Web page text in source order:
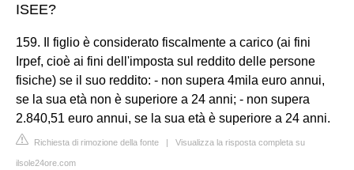
ISEE?
159. Il figlio è considerato fiscalmente a carico (ai fini
Irpef, cioè ai fini dell'imposta sul reddito delle persone
fisiche) se il suo reddito: - non supera 4mila euro annui,
se la sua età non è superiore a 24 anni; - non supera
2.840,51 euro annui, se la sua età è superiore a 24 anni.
Richiesta di rimozione della fonte | Visualizza la risposta completa su
ilsole24ore.com